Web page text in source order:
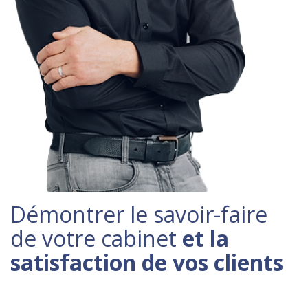
Démontrer le savoir-faire
de votre cabinet et la
satisfaction de vos clients